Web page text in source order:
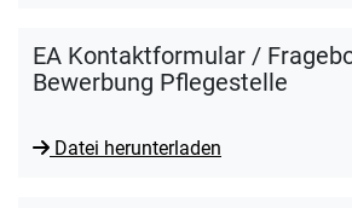
EA Kontaktformular /
Bewerbung Pflegestelle
Datei herunterladen